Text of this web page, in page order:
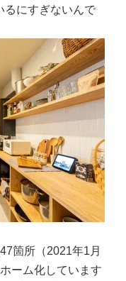
るにすぎないんで
箇所（2021年1月
ーム化しています